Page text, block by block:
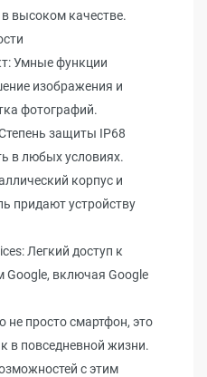
высоком качестве.
Умные функции
изображения и
фотографий.
защиты IP68
в любых условиях.
корпус и
придают устройству
Легкий доступ к
включая Google
не просто смартфон, это
повседневной жизни.
с этим